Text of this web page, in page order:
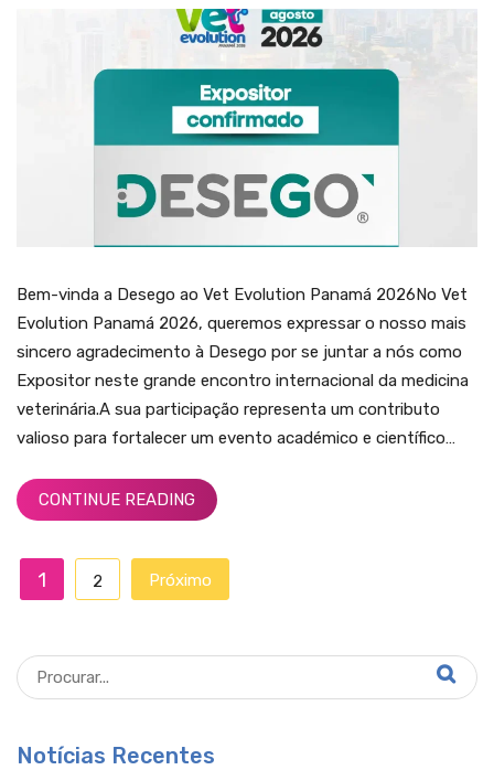
Bem-vinda a Desego ao Vet Evolution Panamá 2026No Vet
Evolution Panamá 2026, queremos expressar o nosso mais
sincero agradecimento à Desego por se juntar a nós como
Expositor neste grande encontro internacional da medicina
veterinária.A sua participação representa um contributo
valioso para fortalecer um evento académico e científico…
CONTINUE READING
1 2 Próximo
Notícias Recentes